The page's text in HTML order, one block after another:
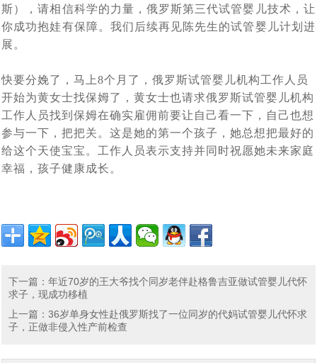
斯），请相信科学的力量，俄罗斯第三代试管婴儿技术，让
你成功抱娃有保障。我们后续再见陈先生的试管婴儿计划进
展。
快要分娩了，马上8个月了，俄罗斯试管婴儿机构工作人员
开始为黄女士找保姆了，黄女士也请求俄罗斯试管婴儿机构
工作人员找到保姆在确实雇佣前要让自己看一下，自己也想
参与一下，把把关。这是她的第一个孩子，她总想把最好的
给这个天使宝宝。工作人员表示支持并同时祝愿她未来家庭
幸福，孩子健康成长。
下一篇 ：年近70岁的王大爷找个同岁老伴赴格鲁吉亚做试管婴儿代怀
求子，现成功移植
上一篇 ：36岁单身女性赴俄罗斯找了一位同岁的代妈试管婴儿代怀求
子，正做非侵入性产前检查